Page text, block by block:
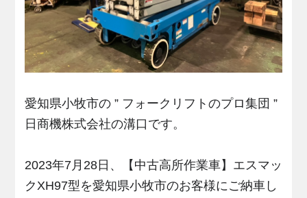
愛知県小牧市の ” フォークリフトのプロ集団 ”
日商機株式会社の溝口です。
2023年7月28日、【中古高所作業車】エスマッ
クXH97型を愛知県小牧市のお客様にご納車し